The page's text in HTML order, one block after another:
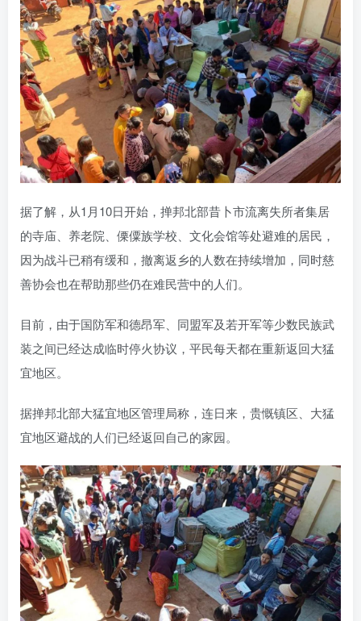
据了解，从1月10日开始，掸邦北部昔卜市流离失所者集居
的寺庙、养老院、傈僳族学校、文化会馆等处避难的居民，
因为战斗已稍有缓和，撤离返乡的人数在持续增加，同时慈
善协会也在帮助那些仍在难民营中的人们。
目前，由于国防军和德昂军、同盟军及若开军等少数民族武
装之间已经达成临时停火协议，平民每天都在重新返回大猛
宜地区。
据掸邦北部大猛宜地区管理局称，连日来，贵慨镇区、大猛
宜地区避战的人们已经返回自己的家园。